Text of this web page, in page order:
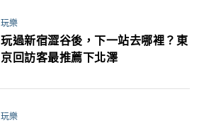
玩樂
玩過新宿澀谷後，下一站去哪裡？東
京回訪客最推薦下北澤
玩樂